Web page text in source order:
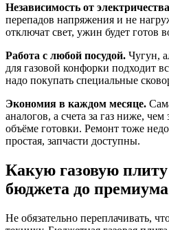
Независимость от
перепадов напряжения и не
отключат свет, ужин будет готов
Работа с любой посудой. Чугун,
для газовой конфорки подходит
надо покупать специальные
Экономия в каждом месяце.
аналогов, а счета за газ ниже,
объёме готовки. Ремонт тоже
простая, запчасти доступны.
Какую газовую
бюджета до премиума
Не обязательно переплачивать,